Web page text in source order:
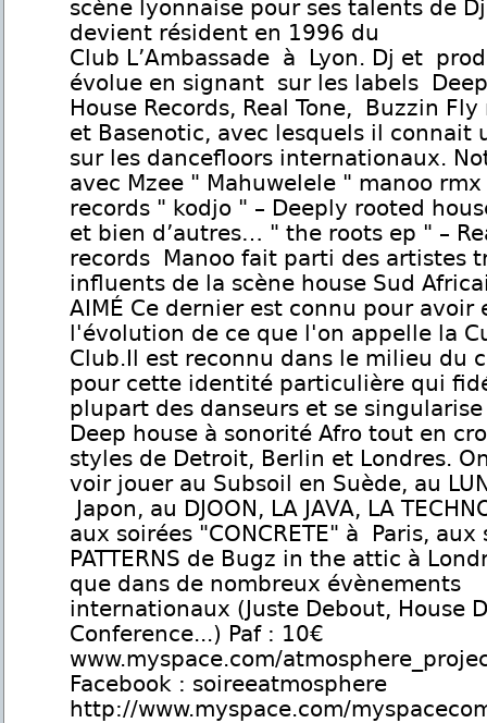
scène lyonnaise pour ses talents de
devient résident en 1996 du
Club L’Ambassade à Lyon. Dj et
évolue en signant sur les labels
House Records, Real Tone, Buzzin Fly
et Basenotic, avec lesquels il connait
sur les dancefloors internationaux.
avec Mzee " Mahuwelele " manoo rmx
records " kodjo " – Deeply rooted
et bien d’autres… " the roots ep " –
records Manoo fait parti des artistes
influents de la scène house Sud
AIMÉ Ce dernier est connu pour avoir
l'évolution de ce que l'on appelle la
Club.Il est reconnu dans le milieu du
pour cette identité particulière qui
plupart des danseurs et se
Deep house à sonorité Afro tout en
styles de Detroit, Berlin et Londres.
voir jouer au Subsoil en Suède, au
Japon, au DJOON, LA JAVA, LA
aux soirées "CONCRETE" à Paris, aux
PATTERNS de Bugz in the attic à
que dans de nombreux évènements
internationaux (Juste Debout, House
Conference...) Paf : 10€
www.myspace.com/
Facebook : soireeatmosphere
http://www.myspace.com/